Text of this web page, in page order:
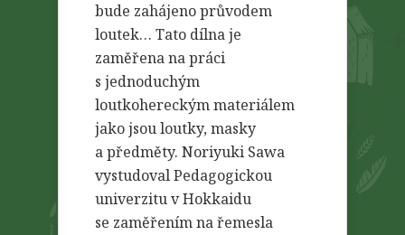
bude zahájeno průvodem
loutek… Tato dílna je
zaměřena na práci
s jednoduchým
loutkohereckým materiálem
jako jsou loutky, masky
a předměty. Noriyuki Sawa
vystudoval Pedagogickou
univerzitu v Hokkaidu
se zaměřením na řemesla